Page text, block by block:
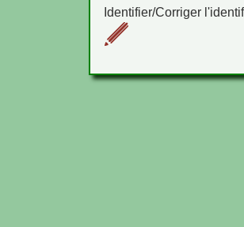
Identifier/Corriger